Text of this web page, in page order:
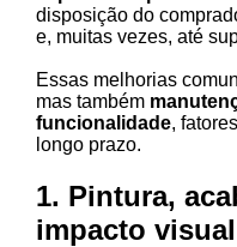
disposição do
e, muitas vezes, até
Essas melhorias
mas também
funcionalidade,
longo prazo.
1. Pintura,
impacto